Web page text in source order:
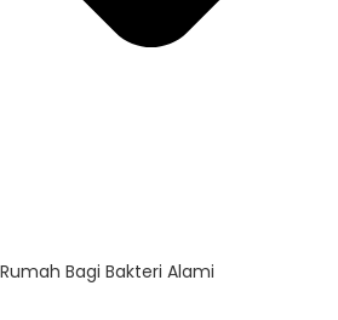
Rumah Bagi Bakteri Alami